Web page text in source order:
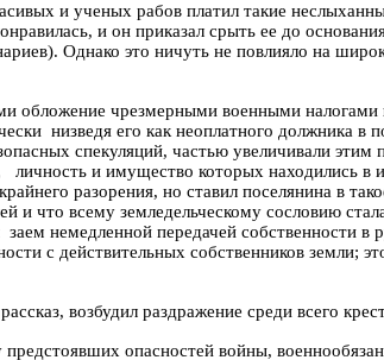
и ученых рабов платил такие
и он приказал срыть ее до
Однако это ничуть не повлияло на
обложение чрезмерными военными
низведя его как неоплатного должника в
спекуляций, частью увеличивали этим
личность и имущество которых находились в
крайнего разорения, но ставил поселянина в
и что всему земледельческому сословию
заем немедленной передачей собственности в
с действительных собственников земли;
возбудил раздражение среди всего
опасностей войны,